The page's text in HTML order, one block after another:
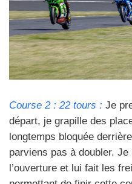
Course 2 : 22 tours : Je
départ, je grapille des
longtemps bloquée
parviens pas à doubler.
l’ouverture et lui fait les